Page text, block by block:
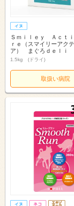
Ｓｍｉｌｅｙ Ａｃｔ
ｒｅ（スマイリーアク
ア） まぐろｄｅｌｉ
1.5kg (ドライ)
取扱い病院